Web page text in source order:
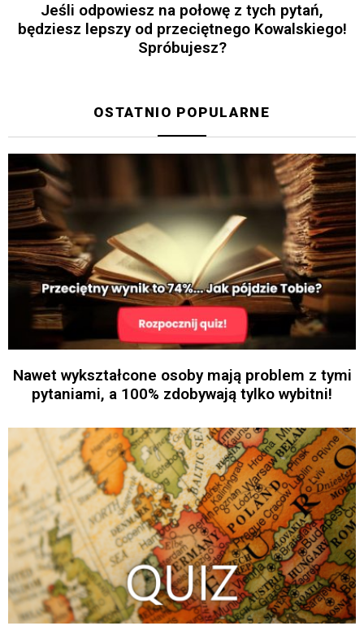
Jeśli odpowiesz na połowę z tych pytań,
będziesz lepszy od przeciętnego Kowalskiego!
Spróbujesz?
OSTATNIO POPULARNE
Nawet wykształcone osoby mają problem z tymi
pytaniami, a 100% zdobywają tylko wybitni!